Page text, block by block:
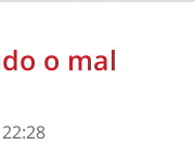
o mal